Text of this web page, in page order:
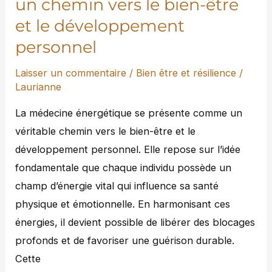
un chemin vers le bien-être
et le développement
personnel
Laisser un commentaire / Bien être et résilience /
Laurianne
La médecine énergétique se présente comme un
véritable chemin vers le bien-être et le
développement personnel. Elle repose sur l’idée
fondamentale que chaque individu possède un
champ d’énergie vital qui influence sa santé
physique et émotionnelle. En harmonisant ces
énergies, il devient possible de libérer des blocages
profonds et de favoriser une guérison durable.
Cette
et
le
développement